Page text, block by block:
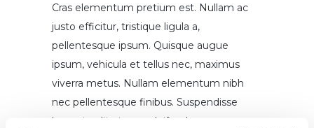
Cras elementum pretium est. Nullam ac
justo efficitur, tristique ligula a,
pellentesque ipsum. Quisque augue
ipsum, vehicula et tellus nec, maximus
viverra metus. Nullam elementum nibh
nec pellentesque finibus. Suspendisse
laoreet velit at eros eleifend, a